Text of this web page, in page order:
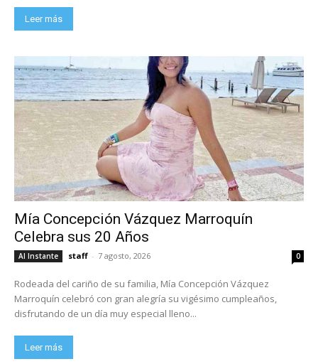
Leer más
Mía Concepción Vázquez Marroquín
Celebra sus 20 Años
Al Instante staff - 7 agosto, 2026 0
Rodeada del cariño de su familia, Mía Concepción Vázquez
Marroquín celebró con gran alegría su vigésimo cumpleaños,
disfrutando de un día muy especial lleno...
Leer más